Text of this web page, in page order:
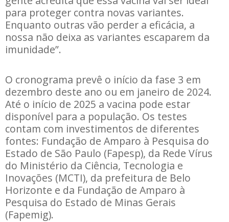
para proteger contra novas variantes.
Enquanto outras vão perder a eficácia, a
nossa não deixa as variantes escaparem da
imunidade”.
O cronograma prevê o início da fase 3 em
dezembro deste ano ou em janeiro de 2024.
Até o início de 2025 a vacina pode estar
disponível para a população. Os testes
contam com investimentos de diferentes
fontes: Fundação de Amparo à Pesquisa do
Estado de São Paulo (Fapesp), da Rede Vírus
do Ministério da Ciência, Tecnologia e
Inovações (MCTI), da prefeitura de Belo
Horizonte e da Fundação de Amparo à
Pesquisa do Estado de Minas Gerais
(Fapemig).